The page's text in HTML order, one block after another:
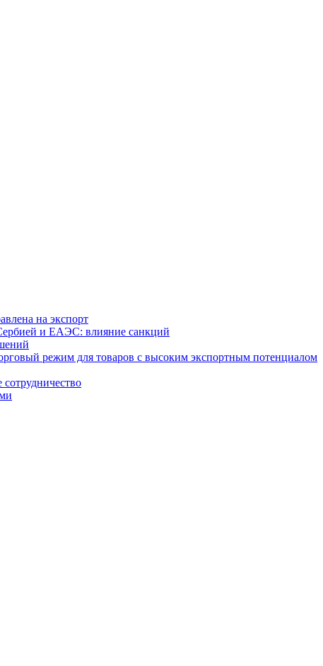
на экспорт
и ЕАЭС: влияние санкций
режим для товаров с высоким экспортным потенциалом